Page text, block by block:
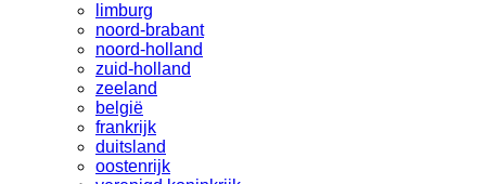
limburg
noord-brabant
noord-holland
zuid-holland
zeeland
belgië
frankrijk
duitsland
oostenrijk